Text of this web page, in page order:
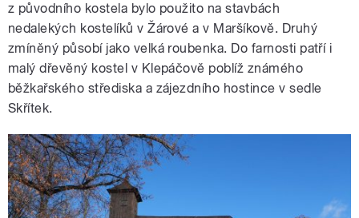
z původního kostela bylo použito na stavbách
nedalekých kostelíků v Žárové a v Maršíkově. Druhý
zmíněný působí jako velká roubenka. Do farnosti patří i
malý dřevěný kostel v Klepáčově poblíž známého
běžkařského střediska a zájezdního hostince v sedle
Skřítek.